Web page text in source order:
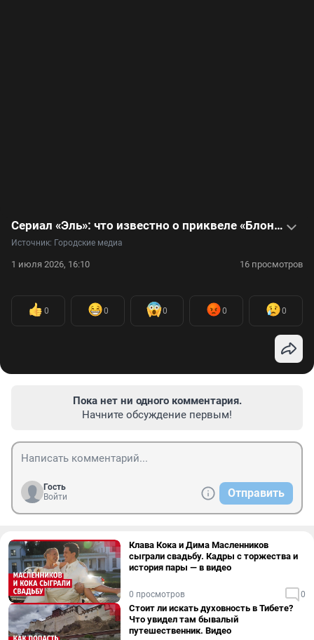
Сериал «Эль»: что известно о приквеле «Блондинки в законе» и как изменились актеры фильма за 25 лет
Источник: Городские медиа
1 июля 2026, 16:10 16 просмотров
0 0 0 0 0
Пока нет ни одного комментария.
Начните обсуждение первым!
Гость
Войти
Отправить
Клава Кока и Дима Масленников
сыграли свадьбу. Кадры с торжества и
история пары — в видео
0 просмотров 0
Стоит ли искать духовность в Тибете?
Что увидел там бывалый
путешественник. Видео